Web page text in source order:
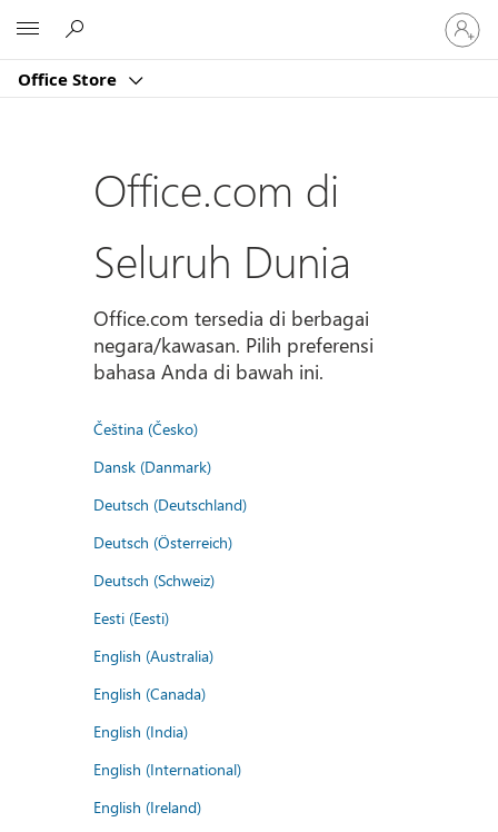
Office Store
Masuk
ke
akun
Office.com di
Seluruh Dunia
Office.com tersedia di berbagai
negara/kawasan. Pilih preferensi
bahasa Anda di bawah ini.
Čeština (Česko)
Dansk (Danmark)
Deutsch (Deutschland)
Deutsch (Österreich)
Deutsch (Schweiz)
Eesti (Eesti)
English (Australia)
English (Canada)
English (India)
English (International)
English (Ireland)